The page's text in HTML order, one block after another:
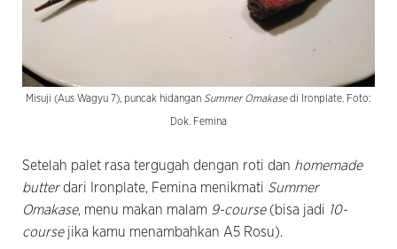
Misuji (Aus Wagyu 7), puncak hidangan Summer Omakasedi Ironplate. Foto:
Dok. Femina
Setelah palet rasa tergugah dengan roti dan homemade
butterdari Ironplate, Femina menikmati Summer
Omakase, menu makan malam 9-course(bisa jadi 10-
coursejika kamu menambahkan A5 Rosu).